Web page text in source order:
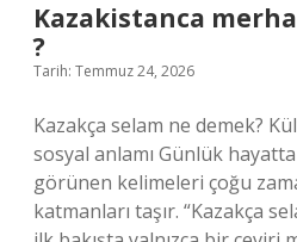
Kazakistanca
?
Tarih: Temmuz 24, 2026
Kazakça selam ne demek?
sosyal anlamı Günlük
görünen kelimeleri çoğu
katmanları taşır. “Kazakça